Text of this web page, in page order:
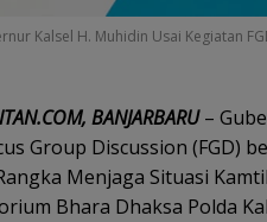
Kalsel H. Muhidin Usai Kegiatan
BANJARBARU–
Group Discussion (FGD)
Menjaga Situasi
Bhara Dhaksa Polda